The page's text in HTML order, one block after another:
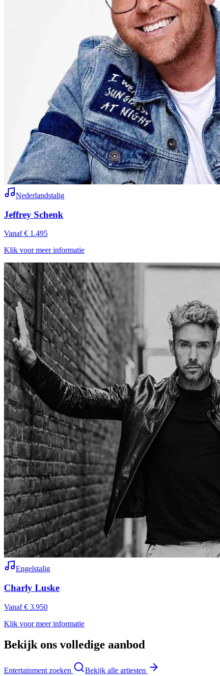
Nederlandstalig
Jeffrey Schenk
Vanaf € 1.495
Klik voor meer informatie
Engelstalig
Charly Luske
Vanaf € 3.950
Klik voor meer informatie
Bekijk ons volledige aanbod
Entertainment zoeken
Bekijk alle artiesten